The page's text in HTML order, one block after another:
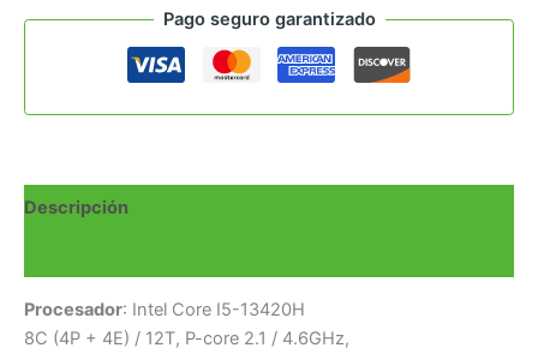
Pago seguro garantizado
Descripción
Procesador: Intel Core I5-13420H
8C (4P + 4E) / 12T, P-core 2.1 / 4.6GHz,